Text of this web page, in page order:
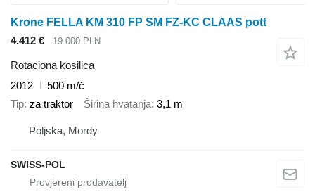
Krone FELLA KM 310 FP SM FZ-KC CLAAS pott
4.412 €
19.000 PLN
Rotaciona kosilica
2012
500 m/č
Tip za traktor Širina hvatanja 3,1 m
Poljska, Mordy
SWISS-POL